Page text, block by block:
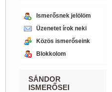
Ismerősnek jelölöm
Üzenetet írok neki
Közös ismerőseink
Blokkolom
SÁNDOR
ISMERŐSEI